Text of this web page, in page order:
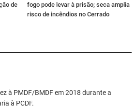
de
fogo pode levar à prisão; seca amplia
risco de incêndios no Cerrado
à PMDF/BMDF em 2018 durante a
à PCDF.